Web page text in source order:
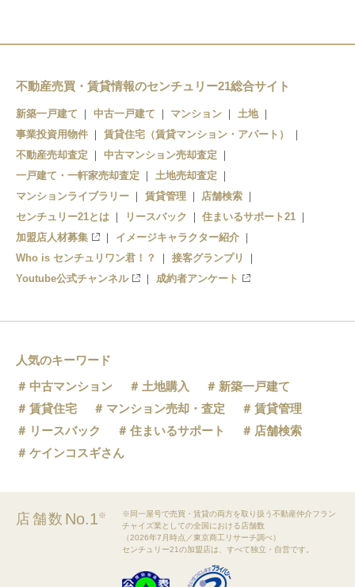
港南中央駅
上永谷駅
下永谷駅
不動産売買・賃貸情報のセンチュリー21総合サイト
新築一戸建て 中古一戸建て マンション
土地
事業投資用物件
賃貸住宅（賃貸マンション・アパート）
不動産売却査定
中古マンション売却査定
一戸建て・一軒家売却査定
土地売却査定
マンションライブラリー
賃貸管理
店舗検索
センチュリー21とは
リースバック
住まいるサポート21
加盟店人材募集
イメージキャラクター紹介
Who is センチュリワン君！？
接客グランプリ
Youtube公式チャンネル
成約者アンケート
人気のキーワード
中古マンション
土地購入
新築一戸建て
賃貸住宅
マンション売却・査定
賃貸管理
リースバック
住まいるサポート
店舗検索
ケインコスギさん
店舗数 No.1※
※同一屋号で売買・賃貸の両方を取り扱う不動産仲介フラン
チャイズ業としての全国における店舗数
（2026年7月時点／東京商工リサーチ調べ）
センチュリー21の加盟店は、すべて独立・自営です。